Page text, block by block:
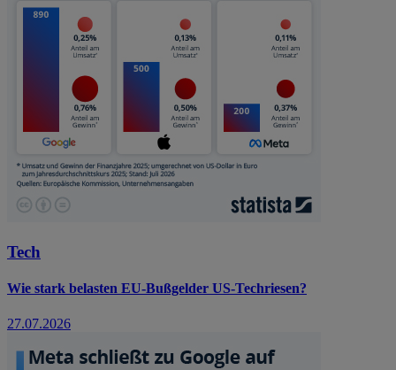
Tech
Wie stark belasten EU-Bußgelder US-Techriesen?
27.07.2026